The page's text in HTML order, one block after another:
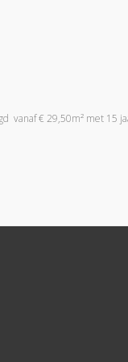
vanaf € 29,50m² met 15